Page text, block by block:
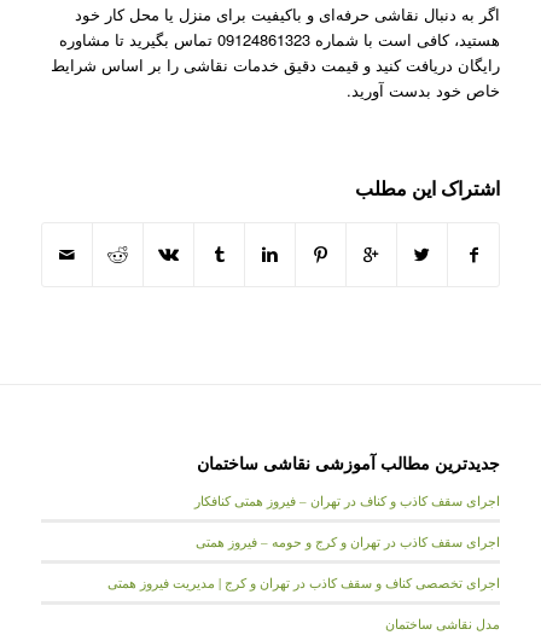
اگر به دنبال نقاشی حرفه‌ای و باکیفیت برای منزل یا محل کار خود
هستید، کافی است با شماره 09124861323 تماس بگیرید تا مشاوره
رایگان دریافت کنید و قیمت دقیق خدمات نقاشی را بر اساس شرایط
خاص خود بدست آورید.
اشتراک این مطلب
جدیدترین مطالب آموزشی نقاشی ساختمان
اجرای سقف کاذب و کناف در تهران – فیروز همتی کنافکار
اجرای سقف کاذب در تهران و کرج و حومه – فیروز همتی
اجرای تخصصی کناف و سقف کاذب در تهران و کرج | مدیریت فیروز همتی
مدل نقاشی ساختمان